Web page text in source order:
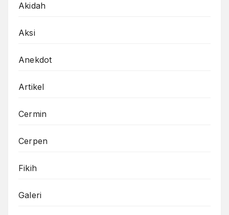
Akidah
Aksi
Anekdot
Artikel
Cermin
Cerpen
Fikih
Galeri